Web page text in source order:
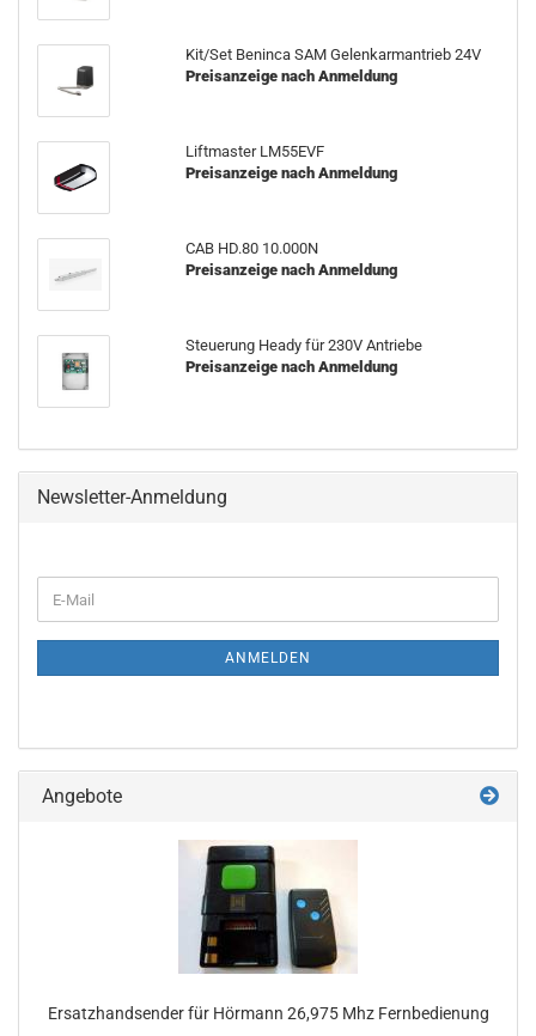
Kit/Set Ben­in­ca SAM Ge­lenk­arm­an­trieb 24V
Preisanzeige nach Anmeldung
Lift­mas­ter LM55EVF
Preisanzeige nach Anmeldung
CAB HD.80 10.000N
Preisanzeige nach Anmeldung
Steue­rung Heady für 230V An­trie­be
Preisanzeige nach Anmeldung
Newsletter-Anmeldung
ZUR
E-
Mail
ANMELDEN
Angebote
Er­satz­hand­sen­der für Hör­mann 26,975 Mhz Fern­be­die­nung